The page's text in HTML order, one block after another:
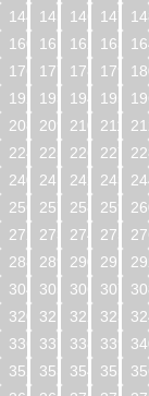
144
145 146 147 148
160
161 162 163 164
176
177 178 179 180
192
193 194 195 196
208
209 210 211 212
224
225 226 227 228
240
241 242 243 244
256
257 258 259 260
272
273 274 275 276
288
289 290 291 292
304
305 306 307 308
320
321 322 323 324
336
337 338 339 340
352
353 354 355 356